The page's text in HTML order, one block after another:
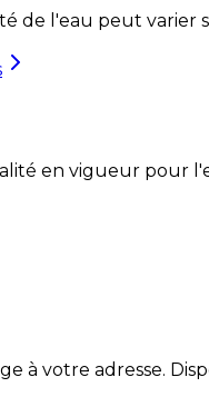
de l'eau peut varier
en vigueur pour
à votre adresse.